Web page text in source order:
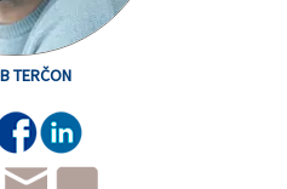
TERČON